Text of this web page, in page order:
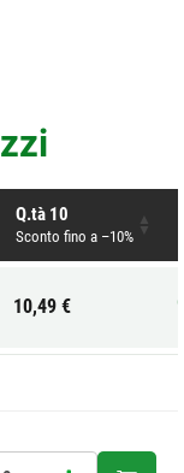
Q.tà 10
Sconto fino a –10%
10,49 €